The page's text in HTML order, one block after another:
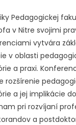
Pedagogickej
v Nitre svojimi
vytvára
v oblasti
a praxi.
rozšírenie
a jej implikácie
pri rozvíjaní
a